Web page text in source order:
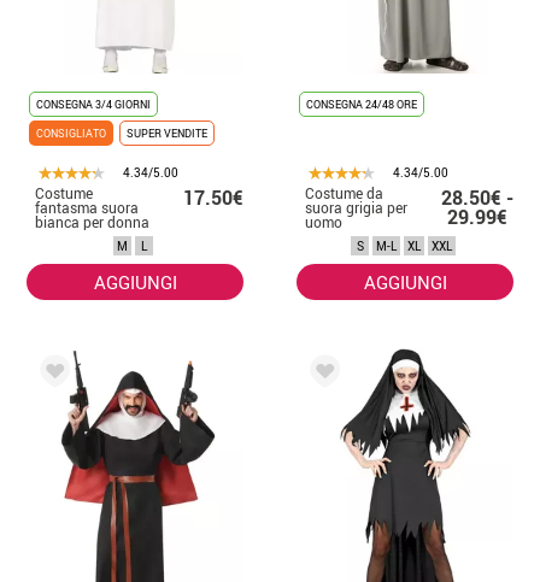
CONSEGNA 3/4 GIORNI
CONSIGLIATO
SUPER VENDITE
4.34/5.00
Costume
fantasma suora
bianca per donna
in Halloween
17.50€
M L
AGGIUNGI
CONSEGNA 24/48 ORE
4.34/5.00
Costume da
suora grigia per
uomo
28.50€ -
29.99€
S M-L XL XXL
AGGIUNGI